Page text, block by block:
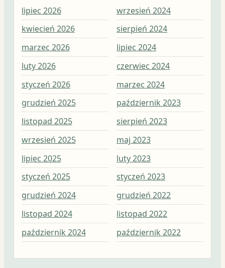
lipiec 2026
kwiecień 2026
marzec 2026
luty 2026
styczeń 2026
grudzień 2025
listopad 2025
wrzesień 2025
lipiec 2025
styczeń 2025
grudzień 2024
listopad 2024
październik 2024
wrzesień 2024
sierpień 2024
lipiec 2024
czerwiec 2024
marzec 2024
październik 2023
sierpień 2023
maj 2023
luty 2023
styczeń 2023
grudzień 2022
listopad 2022
październik 2022